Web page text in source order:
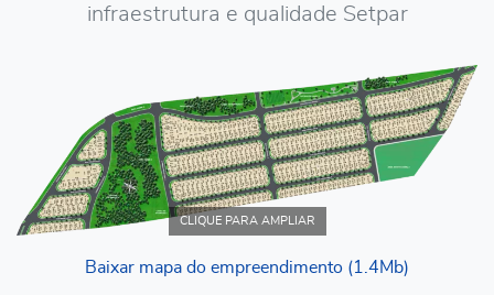
infraestrutura e qualidade Setpar
CLIQUE PARA AMPLIAR
Baixar mapa do empreendimento (1.4Mb)